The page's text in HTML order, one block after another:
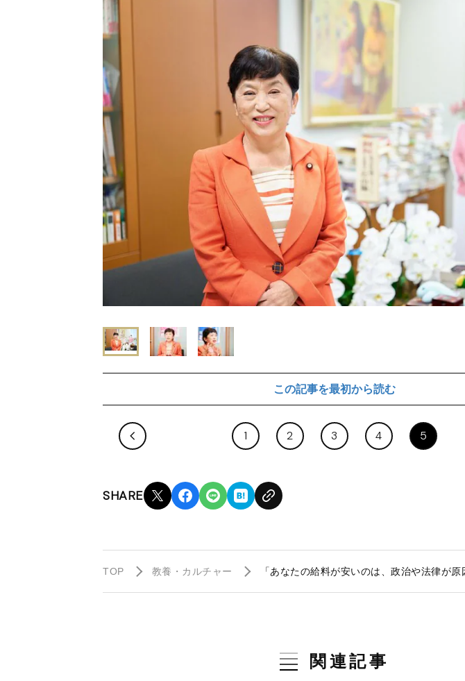
この記事を最初から読む
1 2 3 4 5
SHARE
TOP 教養・カルチャー 「あなたの給料が安いのは、政治や法律が
関連記事